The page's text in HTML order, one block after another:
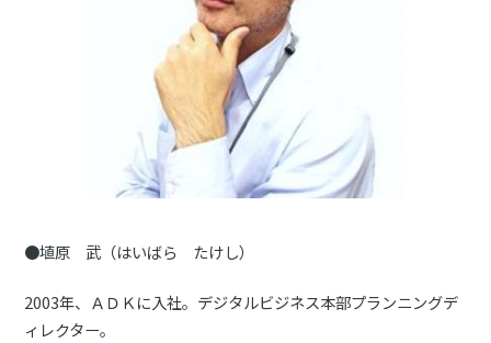
●埴原 武（はいばら たけし）
2003年、ＡＤＫに入社。デジタルビジネス本部プランニングデ
ィレクター。